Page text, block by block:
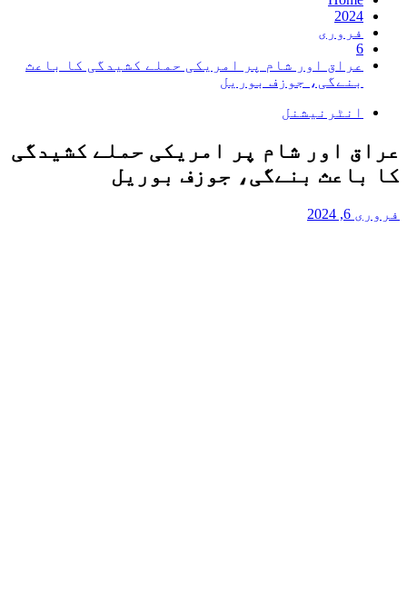
2024
فروری
6
عراق اور شام پر امریکی حملے کشیدگی کا باعث
بنےگی، جوزف بوریل
انٹرنیشنل
عراق اور شام پر امریکی حملے کشیدگی
کا باعث بنےگی، جوزف بوریل
فروری 6, 2024